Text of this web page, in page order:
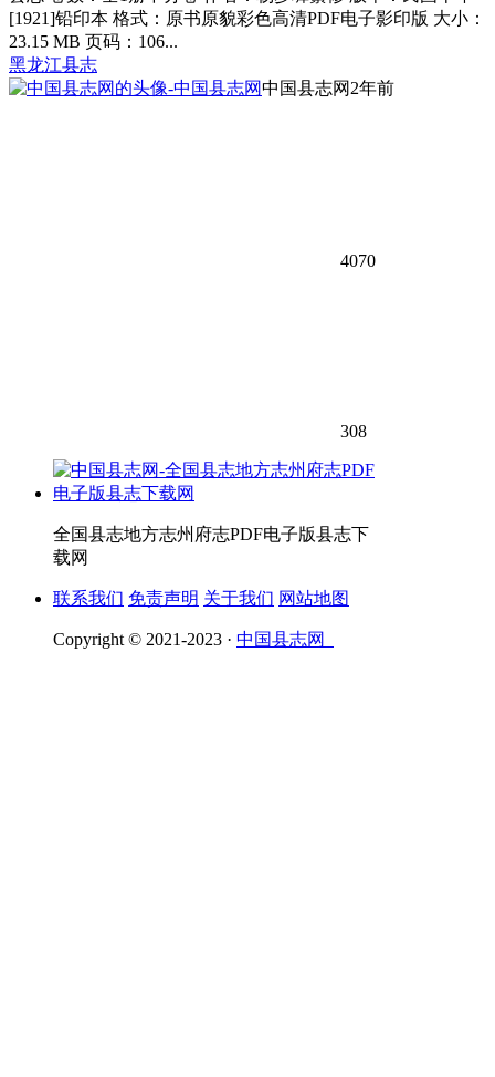
[1921]铅印本 格式：原书原貌彩色高清PDF电子影印版 大小：
23.15 MB 页码：106...
黑龙江县志
中国县志网 2年前
4070
308
全国县志地方志州府志PDF电子版县志下
载网
联系我们 免责声明 关于我们 网站地图
Copyright © 2021-2023 · 中国县志网